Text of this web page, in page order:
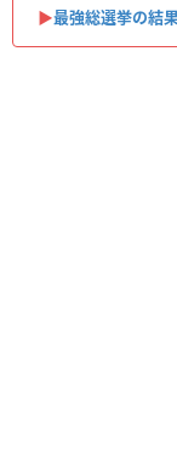
▶︎最強総選挙の結